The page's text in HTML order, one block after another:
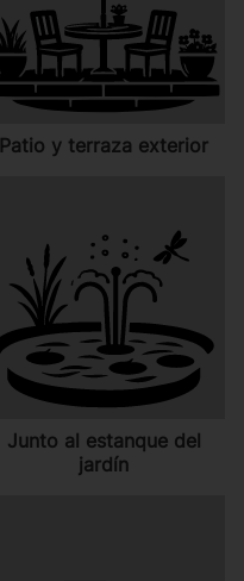
Patio y terraza exterior
Junto al estanque del
jardín